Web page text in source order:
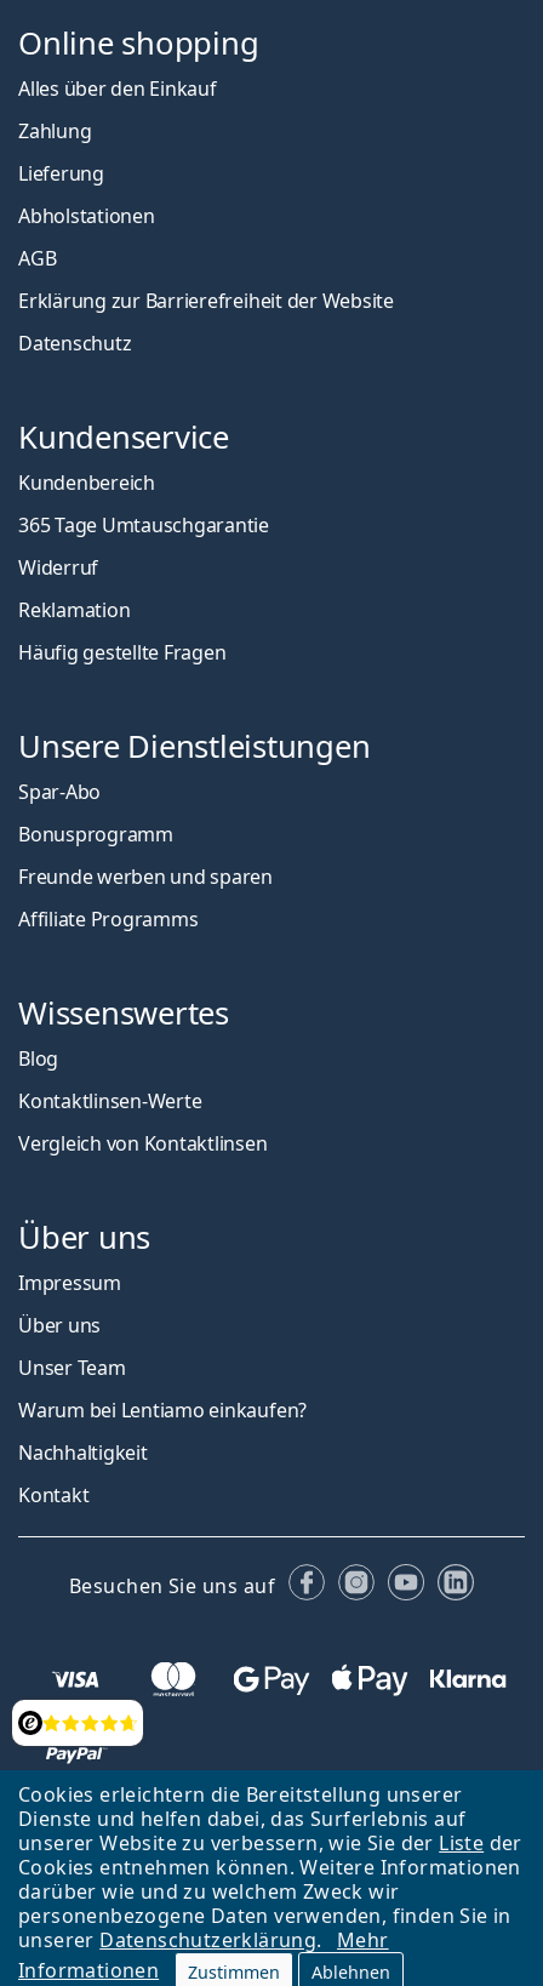
Cookies erleichtern die Bereitstellung unserer
Dienste und helfen dabei, das Surferlebnis auf
unserer Website zu verbessern, wie Sie der Liste der
Cookies entnehmen können. Weitere Informationen
darüber wie und zu welchem Zweck wir
personenbezogene Daten verwenden, finden Sie in
unserer Datenschutzerklärung.
Mehr
Informationen
Zustimmen Ablehnen
Bewertung
Online shopping
Alles über den Einkauf
Zahlung
Lieferung
Abholstationen
AGB
Erklärung zur Barrierefreiheit der Website
Datenschutz
Kundenservice
Kundenbereich
365 Tage Umtauschgarantie
Widerruf
Reklamation
Häufig gestellte Fragen
Unsere Dienstleistungen
Spar-Abo
Bonusprogramm
Freunde werben und sparen
Affiliate Programms
Wissenswertes
Blog
Kontaktlinsen-Werte
Vergleich von Kontaktlinsen
Über uns
Impressum
Über uns
Unser Team
Warum bei Lentiamo einkaufen?
Nachhaltigkeit
Kontakt
Besuchen Sie uns auf FacebookInstagram
YouTube
Zurück zur Hauptseite Nach oben
Français
Lentiamo s.r.o., Tschechien ist Eigentümer und Betreiber des Online-
Shops Lentiamo.ch
Seit 18 Jahren sind wir für Sie da.